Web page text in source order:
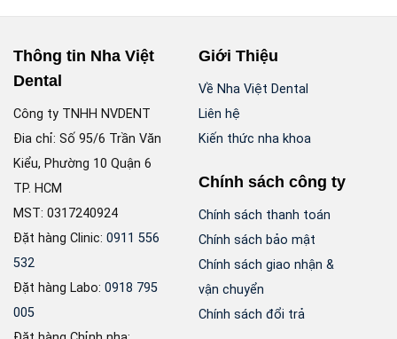
Thông tin Nha Việt
Dental
Công ty TNHH NVDENT
Đia chỉ: Số 95/6 Trần Văn
Kiểu, Phường 10 Quận 6
TP. HCM
MST: 0317240924
Đặt hàng Clinic: 0911 556
532
Đặt hàng Labo: 0918 795
005
Giới Thiệu
Về Nha Việt Dental
Liên hệ
Kiến thức nha khoa
Chính sách công ty
Chính sách thanh toán
Chính sách bảo mật
Chính sách giao nhận &
vận chuyển
Chính sách đổi trả